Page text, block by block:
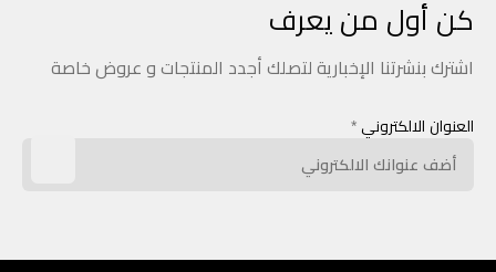
كن أول من يعرف
اشترك بنشرتنا الإخبارية لتصلك أجدد المنتجات و عروض خاصة
العنوان الالكتروني *